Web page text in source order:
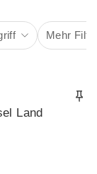
Mehr
Land